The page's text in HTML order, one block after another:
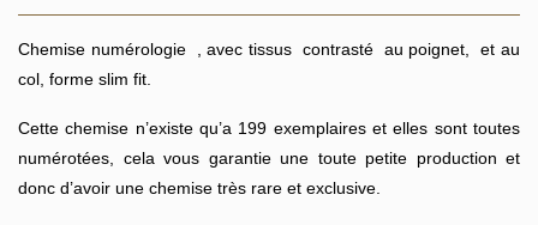
Chemise numérologie , avec tissus contrasté au poignet, et au
col, forme slim fit.
Cette chemise n’existe qu’a 199 exemplaires et elles sont toutes
numérotées, cela vous garantie une toute petite production et
donc d’avoir une chemise très rare et exclusive.